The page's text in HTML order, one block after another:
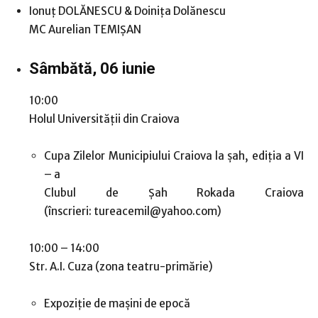
Ionuț DOLĂNESCU & Doinița Dolănescu
MC Aurelian TEMIȘAN
Sâmbătă, 06 iunie
10:00
Holul Universității din Craiova
Cupa Zilelor Municipiului Craiova la șah, ediția a VI
– a
Clubul de Șah Rokada Craiova
(înscrieri: tureacemil@yahoo.com)
10:00 – 14:00
Str. A.I. Cuza (zona teatru-primărie)
Expoziție de mașini de epocă